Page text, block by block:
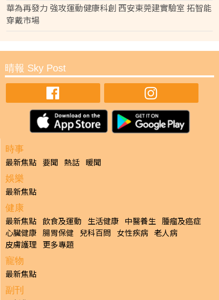
華為再發力 強攻運動健康科創 西安東莞建實驗室 拓智能
穿戴市場
晴報 Sky Post
時事
最新焦點 要聞 熱話 暖聞
娛樂
最新焦點
健康
最新焦點 飲食及運動 生活健康 中醫養生 腫瘤及癌症
心臟健康 腸胃保健 兒科百問 女性疾病 老人病
皮膚護理 更多專題
寵物
最新焦點
副刊